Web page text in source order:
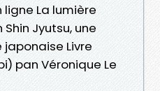
La lumière
Jyutsu, une
Livre
pan Véronique Le